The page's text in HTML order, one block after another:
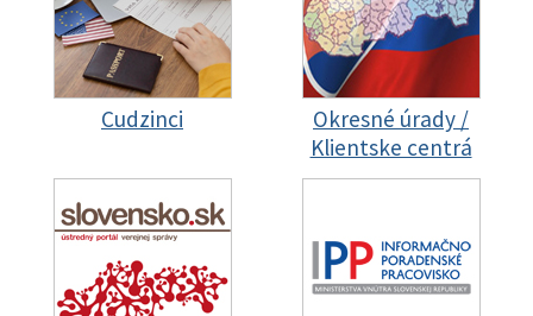
Cudzinci
Okresné úrady /
Klientske centrá